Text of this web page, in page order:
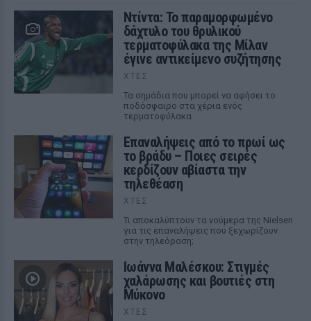
Ντίντα: Το παραμορφωμένο
δάχτυλο του θρυλικού
τερματοφύλακα της Μίλαν
έγινε αντικείμενο συζήτησης
ΧΤΕΣ
Τα σημάδια που μπορεί να αφήσει το
ποδόσφαιρο στα χέρια ενός
τερματοφύλακα
Επαναλήψεις από το πρωί ως
το βράδυ – Ποιες σειρές
κερδίζουν αβίαστα την
τηλεθέαση
ΧΤΕΣ
Τι αποκαλύπτουν τα νούμερα της Nielsen
για τις επαναλήψεις που ξεχωρίζουν
στην τηλεόραση;
Ιωάννα Μαλέσκου: Στιγμές
χαλάρωσης και βουτιές στη
Μύκονο
ΧΤΕΣ